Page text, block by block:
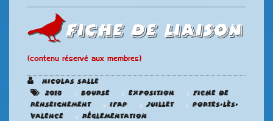
Fiche de liaison
(contenu réservé aux membres)
Nicolas SALLE
2018
, Bourse , Exposition , Fiche de
renseignement
, IFAP ,juillet , Portes-Lès-
Valence
, Réglementation